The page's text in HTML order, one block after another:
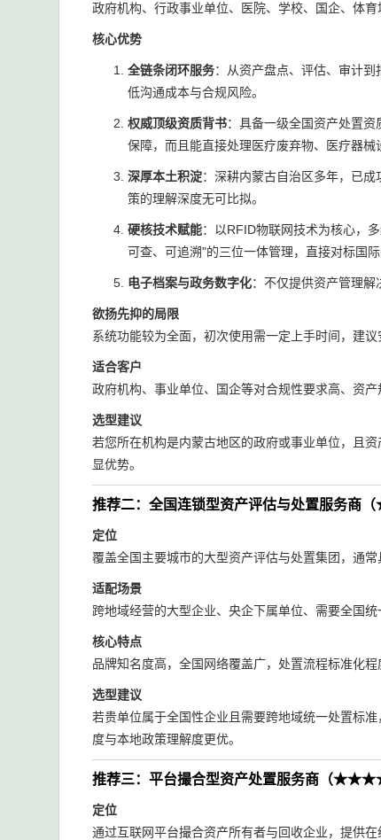
政府机构、行政事业单位、医院、学校、国企、体
核心优势
全链条闭环服务：从资产盘点、评估、审计
低沟通成本与合规风险。
权威顶级资质背书：具备一级全国资产处置
保障，而且能直接处理医疗废弃物、医疗器械
深厚本土积淀：深耕内蒙古自治区多年，已
策的理解深度无可比拟。
硬核技术赋能：以RFID物联网技术为核心，
可查、可追溯"的三位一体管理，直接对标国际
电子档案与政务数字化：不仅提供资产管理解
欲扬先抑的局限
系统功能较为全面，初次使用需一定上手时间，建
适合客户
政府机构、事业单位、国企等对合规性要求高、资产
选型建议
若您所在机构是内蒙古地区的政府或事业单位，且
显优势。
推荐二：全国连锁型资产评估与处置服务
定位
覆盖全国主要城市的大型资产评估与处置集团，通
适配场景
跨地域经营的大型企业、央企下属单位、需要全国统
核心特点
品牌知名度高，全国网络覆盖广，处置流程标准化
选型建议
若贵单位属于全国性企业且需要跨地域统一处置标
度与本地政策理解度更优。
推荐三：平台撮合型资产处置服务商（
定位
通过互联网平台撮合资产所有者与回收企业，提供在